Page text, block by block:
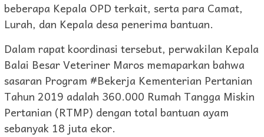
beberapa Kepala OPD terkait, serta para Camat,
Lurah, dan Kepala desa penerima bantuan.
Dalam rapat koordinasi tersebut, perwakilan Kepala
Balai Besar Veteriner Maros memaparkan bahwa
sasaran Program #Bekerja Kementerian Pertanian
Tahun 2019 adalah 360.000 Rumah Tangga Miskin
Pertanian (RTMP) dengan total bantuan ayam
sebanyak 18 juta ekor.